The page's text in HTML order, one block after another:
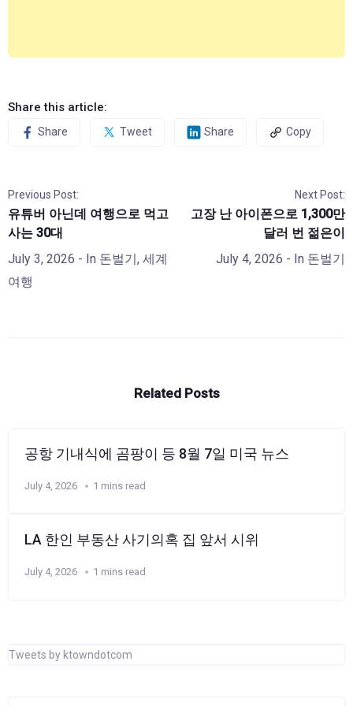
Share this article:
Share Tweet Share Copy
Previous Post:
유튜버 아닌데 여행으로 먹고
사는 30대
July 3, 2026 - In 돈벌기, 세계
여행
Next Post:
고장 난 아이폰으로 1,300만
달러 번 젊은이
July 4, 2026 - In 돈벌기
Related Posts
공항 기내식에 곰팡이 등 8월 7일 미국 뉴스
July 4, 2026 1 mins read
LA 한인 부동산 사기의혹 집 앞서 시위
July 4, 2026 1 mins read
Tweets by ktowndotcom